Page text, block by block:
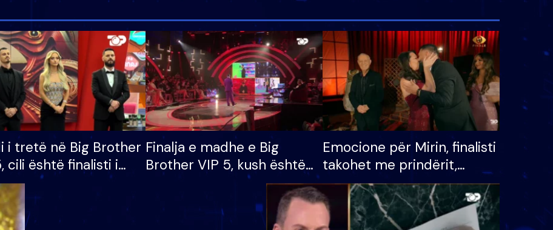
i tretë në Big Brother
cili është finalisti i
që lë shtëpinë
Finalja e madhe e Big
Brother VIP 5, kush është
banori i parë që lë shtëpinë
dhe humb mundësinë për
të fituar çmimin e madh
Emocione për Mirin, finalisti
takohet me prindërit,
vajzën dhe bashkëshorten:
S’kemi ndonjë letër divorci
apo jo?